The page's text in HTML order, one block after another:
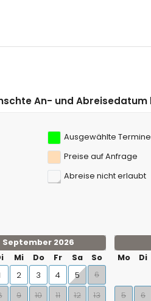
klicken!
Ausgewählte Termine
Preise auf Anfrage
Abreise nicht erlaubt
September 2026
Mi Do Fr Sa
So
2 3 4 5
6
9 10 11 12
13
Mo
Di
5
6